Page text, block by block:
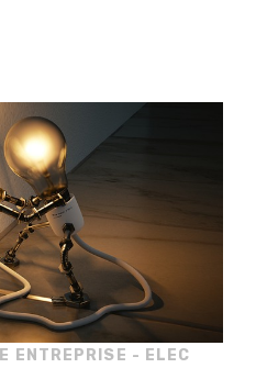
ENTREPRISE - ELEC